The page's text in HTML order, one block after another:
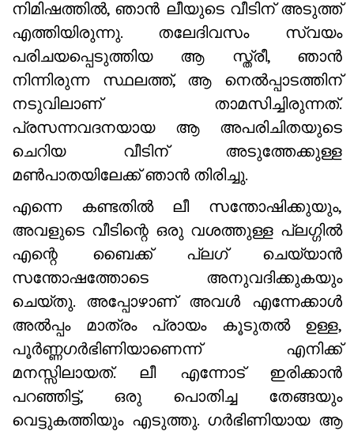
നിമിഷത്തിൽ, ഞാൻ ലീയുടെ വീടിന് അടുത്ത്
എത്തിയിരുന്നു. തലേദിവസം സ്വയം
പരിചയപ്പെടുത്തിയ ആ സ്ത്രീ, ഞാൻ
നിന്നിരുന്ന സ്ഥലത്ത്, ആ നെൽപ്പാടത്തിന്
നടുവിലാണ് താമസിച്ചിരുന്നത്.
പ്രസന്നവദനയായ ആ അപരിചിതയുടെ
ചെറിയ വീടിന് അടുത്തേക്കുള്ള
മൺപാതയിലേക്ക് ഞാൻ തിരിച്ചു.
എന്നെ കണ്ടതിൽ ലീ സന്തോഷിക്കുയും,
അവളുടെ വീടിന്റെ ഒരു വശത്തുള്ള പ്ലഗ്ഗിൽ
എന്റെ ബൈക്ക് പ്ലഗ് ചെയ്യാൻ
സന്തോഷത്തോടെ അനുവദിക്കുകയും
ചെയ്തു. അപ്പോഴാണ് അവൾ എന്നേക്കാൾ
അൽപ്പം മാത്രം പ്രായം കൂടുതൽ ഉള്ള,
പൂർണ്ണഗർഭിണിയാണെന്ന് എനിക്ക്
മനസ്സിലായത്. ലീ എന്നോട് ഇരിക്കാൻ
പറഞ്ഞിട്ട്, ഒരു പൊതിച്ച തേങ്ങയും
വെട്ടുകത്തിയും എടുത്തു. ഗർഭിണിയായ ആ